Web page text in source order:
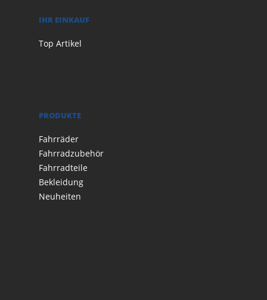
IHR EINKAUF
Top Artikel
PRODUKTE
Fahrräder
Fahrradzubehör
Fahrradteile
Bekleidung
Neuheiten